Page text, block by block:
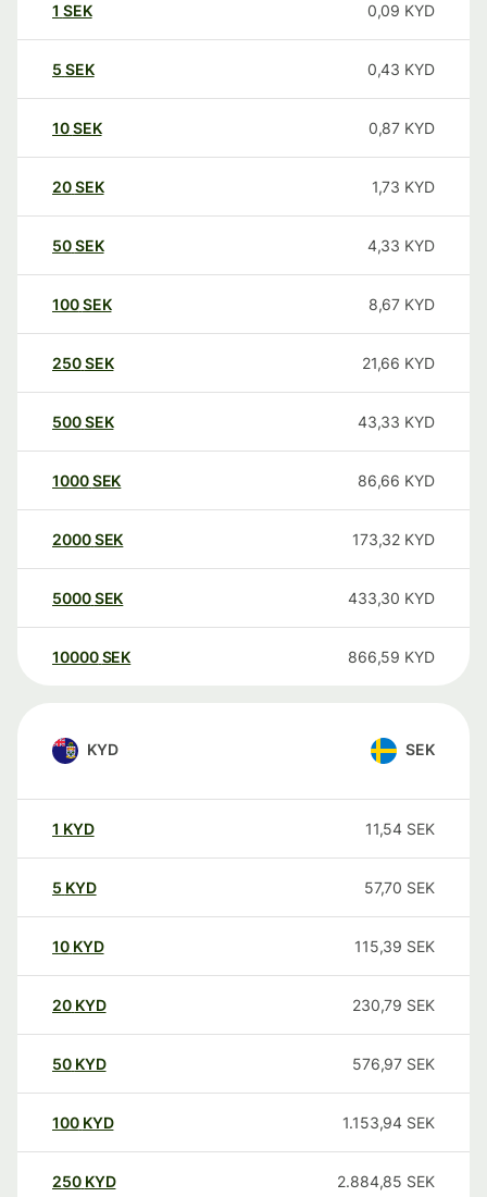
1 SEK 0,09 KYD
5 SEK 0,43 KYD
10SEK 0,87 KYD
20SEK 1,73 KYD
50SEK 4,33 KYD
100SEK 8,67 KYD
250SEK 21,66 KYD
500SEK 43,33 KYD
1000SEK 86,66 KYD
2000SEK 173,32 KYD
5000SEK 433,30 KYD
10000 SEK 866,59 KYD
KYD SEK
1 KYD 11,54 SEK
5 KYD 57,70 SEK
10 KYD 115,39 SEK
20 KYD 230,79 SEK
50 KYD 576,97 SEK
100 KYD 1.153,94 SEK
250 KYD 2.884,85 SEK